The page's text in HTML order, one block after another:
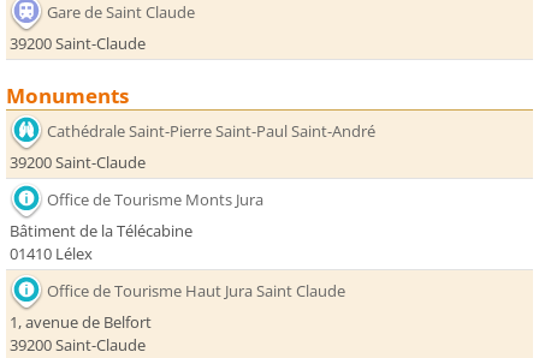
Gare de Saint Claude
39200 Saint-Claude
Monuments
Cathédrale Saint-Pierre Saint-Paul Saint-André
39200 Saint-Claude
Office de Tourisme Monts Jura
Bâtiment de la Télécabine
01410 Lélex
Office de Tourisme Haut Jura Saint Claude
1, avenue de Belfort
39200 Saint-Claude